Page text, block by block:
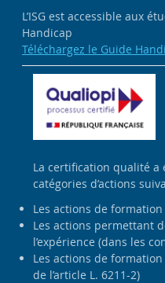
L’ISG est accessible aux
Handicap
Téléchargez le Guide
La certification qualité
catégories d’actions
Les actions de formation
Les actions permettant
l’expérience (dans les
Les actions de
de l’article L. 6211-2)